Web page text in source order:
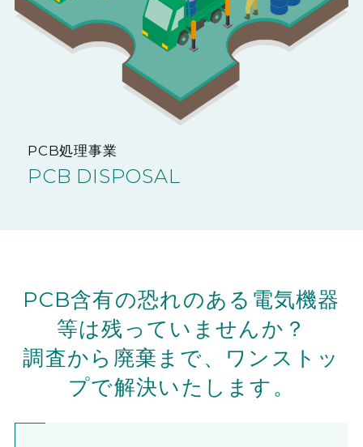
PCB処理事業
PCB DISPOSAL
PCB含有の恐れのある電気機器
等は残っていませんか？
調査から廃棄まで、ワンストッ
プで解決いたします。